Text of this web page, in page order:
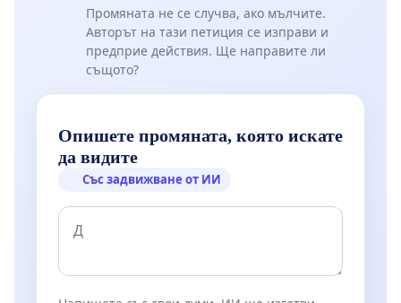
Промяната не се случва, ако мълчите.
Авторът на тази петиция се изправи и
предприе действия. Ще направите ли
същото?
Опишете промяната, която искате
да видите
Със задвижване от ИИ